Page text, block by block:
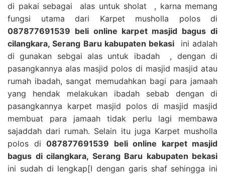
di pakai sebagai alas untuk sholat , karna memang
fungsi utama dari Karpet musholla polos di
087877691539 beli online karpet masjid bagus di
cilangkara, Serang Baru kabupaten bekasi ini adalah
di gunakan sebgai alas untuk ibadah , dengan di
pasangkannya alas masjid polos di masjid masjid atau
rumah ibadah, sangat memudahkan bagi para jamaah
yang hendak melakukan ibadah sebab dengan di
pasangkannya karpet masjid polos di masjid masjid
membuat para jamaah tidak perlu lagi membawa
sajaddah dari rumah. Selain itu juga Karpet musholla
polos di 087877691539 beli online karpet masjid
bagus di cilangkara, Serang Baru kabupaten bekasi
ini sudah di lengkap[I dengan garis shaf sehingga ini